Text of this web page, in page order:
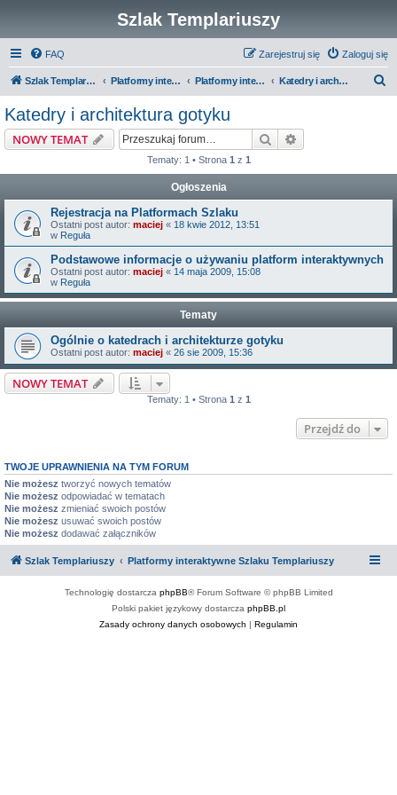
Szlak Templariuszy
FAQ Zaloguj się
Zarejestruj się
Szlak Templariuszy Platformy interaktywne Szlaku Templariuszy Platformy interaktywne - Średniowiecze Katedry i architektura gotyku
Katedry i architektura gotyku
NOWY TEMAT Szukaj
Tematy: 1 • Strona 1 z 1
Ogłoszenia
Rejestracja na Platformach Szlaku
Ostatni post autor: maciej « 18 kwie 2012, 13:51
w Reguła
Podstawowe informacje o używaniu platform interaktywnych
Ostatni post autor: maciej « 14 maja 2009, 15:08
w Reguła
Tematy
Ogólnie o katedrach i architekturze gotyku
Ostatni post autor: maciej « 26 sie 2009, 15:36
NOWY TEMAT
Tematy: 1 • Strona 1 z 1
Przejdź do
TWOJE UPRAWNIENIA NA TYM FORUM
Nie możesz tworzyć nowych tematów
Nie możesz odpowiadać w tematach
Nie możesz zmieniać swoich postów
Nie możesz usuwać swoich postów
Nie możesz dodawać załączników
Szlak Templariuszy Platformy interaktywne Szlaku Templariuszy
Technologię dostarcza phpBB® Forum Software © phpBB Limited
Polski pakiet językowy dostarcza phpBB.pl
Zasady ochrony danych osobowych | Regulamin